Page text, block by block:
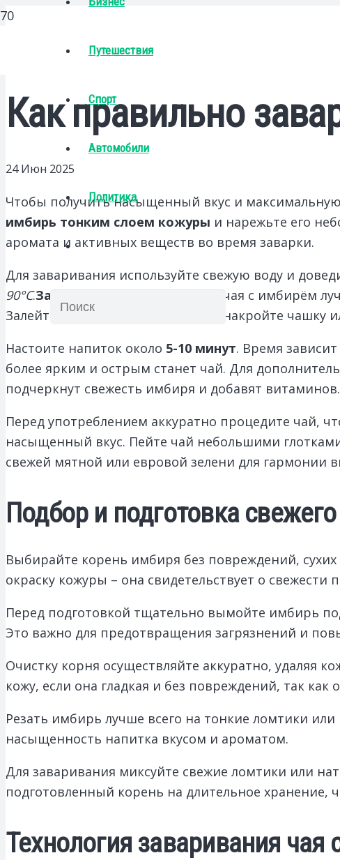
Путешествия
Спорт
Автомобили
Политика
Как правильно
24 Июн 2025
Чтобы получить насыщенный вкус и
имбирь тонким слоем кожуры и нарежьте его
аромата и активных веществ во время заварки.
Для заваривания используйте свежую воду и
90°C.Запомните, что кипяток для чая с имбирём
Залейте имбирь горячей водой и накройте чашку
Настоите напиток около 5-10 минут. Время
более ярким и острым станет чай. Для
подчеркнут свежесть имбиря и добавят витаминов.
Перед употреблением аккуратно процедите чай,
насыщенный вкус. Пейте чай небольшими
свежей мятной или евровой зелени для гармонии
Подбор и подготовка
Выбирайте корень имбиря без повреждений,
окраску кожуры – она свидетельствует о свежести
Перед подготовкой тщательно вымойте имбирь
Это важно для предотвращения загрязнений и
Очистку корня осуществляйте аккуратно, удаляя
кожу, если она гладкая и без повреждений, так
Резать имбирь лучше всего на тонкие ломтики
насыщенность напитка вкусом и ароматом.
Для заваривания миксуйте свежие ломтики или
подготовленный корень на длительное
Технология заваривания